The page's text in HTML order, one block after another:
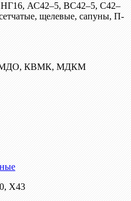
АС42–5, ВС42–5, С42–
щелевые, сапуны, П-
МДО, КВМК, МДКМ
Х43